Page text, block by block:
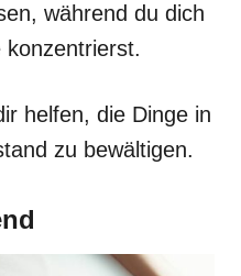
während du dich
konzentrierst.
helfen, die Dinge in
zu bewältigen.